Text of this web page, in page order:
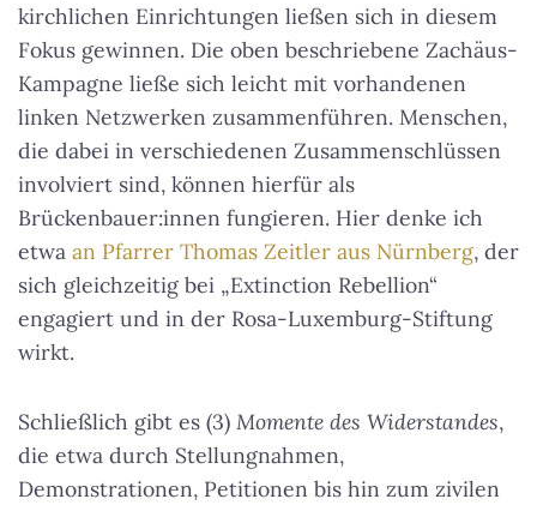
kirchlichen Einrichtungen ließen sich in diesem
Fokus gewinnen. Die oben beschriebene Zachäus-
Kampagne ließe sich leicht mit vorhandenen
linken Netzwerken zusammenführen. Menschen,
die dabei in verschiedenen Zusammenschlüssen
involviert sind, können hierfür als
Brückenbauer:innen fungieren. Hier denke ich
etwa an Pfarrer Thomas Zeitler aus Nürnberg, der
sich gleichzeitig bei „Extinction Rebellion“
engagiert und in der Rosa-Luxemburg-Stiftung
wirkt.
Schließlich gibt es (3) Momente des Widerstandes,
die etwa durch Stellungnahmen,
Demonstrationen, Petitionen bis hin zum zivilen